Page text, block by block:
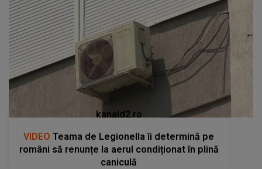
kanald2.ro
VIDEO Teama de Legionella îi determină pe
români să renunțe la aerul condiționat în plină
caniculă